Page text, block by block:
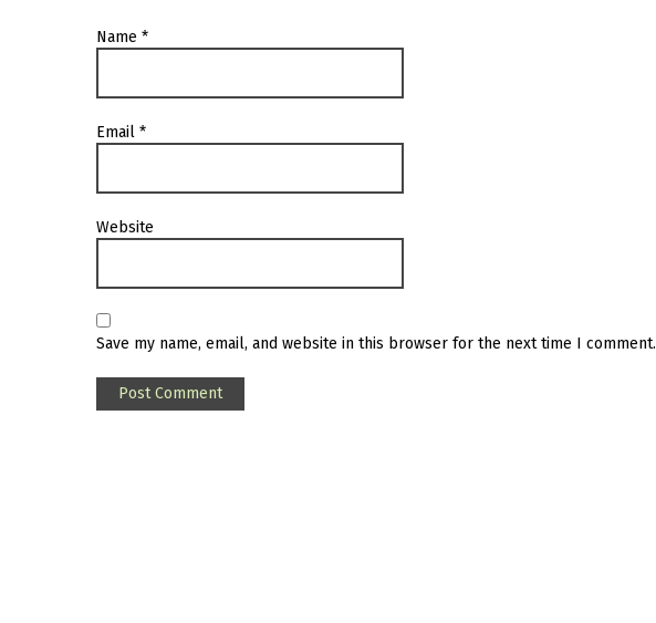
Name *
Email *
Website
Save my name, email, and website in this browser for the next time I comment.